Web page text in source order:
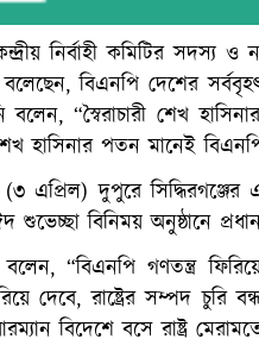
নির্বাহী কমিটির সদস্য
বলেছেন, বিএনপি দেশের
বলেন, “স্বৈরাচারী শেখ
হাসিনার পতন মানেই
এপ্রিল) দুপুরে
বিনিময় অনুষ্ঠানে
বলেন, “বিএনপি গণতন্ত্র
দেবে, রাষ্ট্রের সম্পদ
বিদেশে বসে রাষ্ট্র